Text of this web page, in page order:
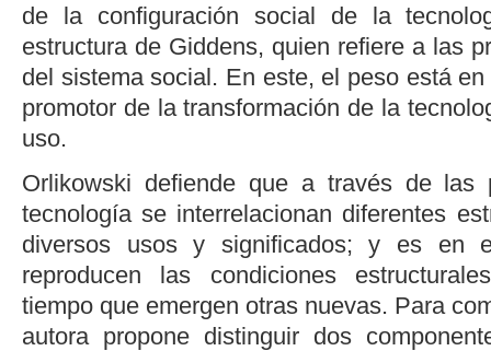
de la configuración social de la
estructura de Giddens, quien refiere a las
del sistema social. En este, el peso está
promotor de la transformación de la
uso.
Orlikowski defiende que a través de
tecnología se interrelacionan diferentes
diversos usos y significados; y es en
reproducen las condiciones
tiempo que emergen otras nuevas. Para
autora propone distinguir dos